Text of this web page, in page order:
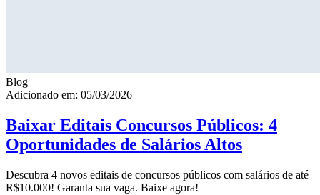
Blog
Adicionado em: 05/03/2026
Baixar Editais Concursos Públicos: 4
Oportunidades de Salários Altos
Descubra 4 novos editais de concursos públicos com salários de até
R$10.000! Garanta sua vaga. Baixe agora!